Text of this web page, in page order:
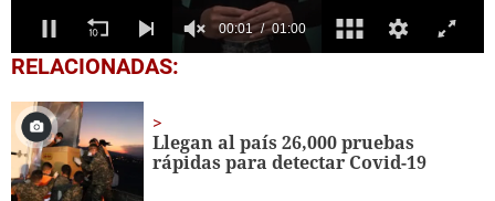
0
seconds
1
minute,
0
RELACIONADAS:
Llegan al país 26,000 pruebas
rápidas para detectar Covid-19